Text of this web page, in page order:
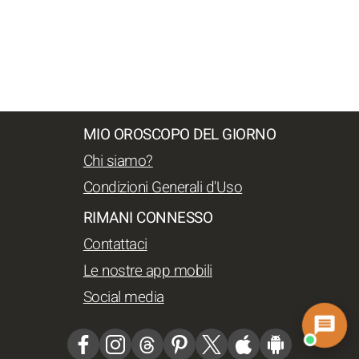
MIO OROSCOPO DEL GIORNO
Chi siamo?
Condizioni Generali d'Uso
RIMANI CONNESSO
Contattaci
Le nostre app mobili
Social media